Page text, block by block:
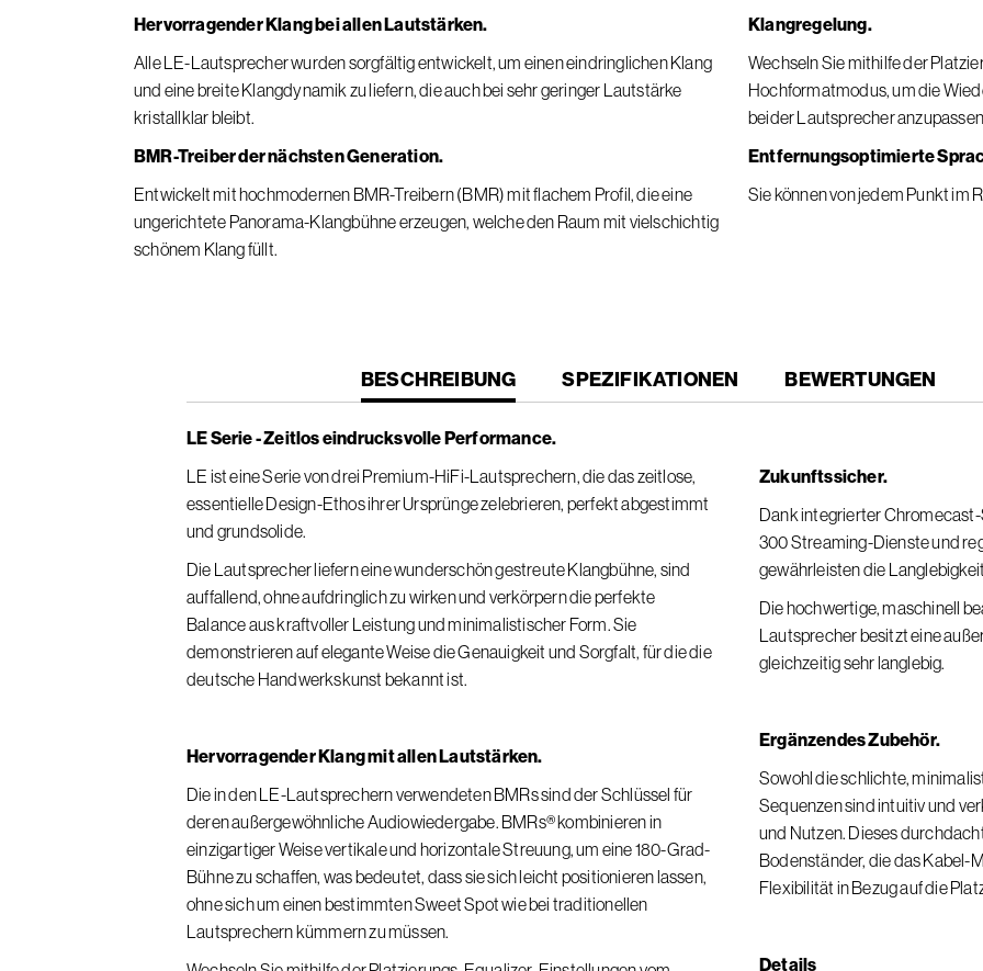
Hervorragender Klang bei allen Lautstärken.
Alle LE-Lautsprecher wurden sorgfältig entwickelt, um einen eindringlichen Klang
und eine breite Klangdynamik zu liefern, die auch bei sehr geringer Lautstärke
kristallklar bleibt.
Klangregelung.
Wechseln Sie mithilfe der
Hochformatmodus, um die
beider Lautsprecher
BMR-Treiber der nächsten Generation.
Entwickelt mit hochmodernen BMR-Treibern (BMR) mit flachem Profil, die eine
ungerichtete Panorama-Klangbühne erzeugen, welche den Raum mit vielschichtig
schönem Klang füllt.
Entfernungsoptimierte
Sie können von jedem Punkt im
CURRENT
TAB:
BESCHREIBUNG SPEZIFIKATIONEN BEWERTUNGEN
LE Serie - Zeitlos eindrucksvolle Performance.
LE ist eine Serie von drei Premium-HiFi-Lautsprechern, die das zeitlose,
essentielle Design-Ethos ihrer Ursprünge zelebrieren, perfekt abgestimmt
und grundsolide.
Die Lautsprecher liefern eine wunderschön gestreute Klangbühne, sind
auffallend, ohne aufdringlich zu wirken und verkörpern die perfekte
Balance aus kraftvoller Leistung und minimalistischer Form. Sie
demonstrieren auf elegante Weise die Genauigkeit und Sorgfalt, für die die
deutsche Handwerkskunst bekannt ist.
Hervorragender Klang mit allen Lautstärken.
Die in den LE-Lautsprechern verwendeten BMRs sind der Schlüssel für
deren außergewöhnliche Audiowiedergabe. BMRs® kombinieren in
einzigartiger Weise vertikale und horizontale Streuung, um eine 180-Grad-
Bühne zu schaffen, was bedeutet, dass sie sich leicht positionieren lassen,
ohne sich um einen bestimmten Sweet Spot wie bei traditionellen
Lautsprechern kümmern zu müssen.
Zukunftssicher.
Dank integrierter
300 Streaming-Dienste und
gewährleisten die
Die hochwertige, maschinell
Lautsprecher besitzt eine
gleichzeitig sehr langlebig.
Ergänzendes Zubehör.
Sowohl die schlichte,
Sequenzen sind intuitiv und
und Nutzen. Dieses
Bodenständer, die das Kabel-
Flexibilität in Bezug auf die
Details